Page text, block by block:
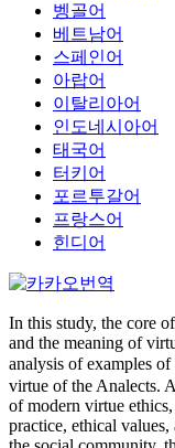
벵골어
베트남어
스페인어
아랍어
이탈리아어
인도네시아어
태국어
터키어
포르투갈어
프랑스어
힌디어
In this study, the core
and the meaning of
analysis of examples
virtue of the Analects.
of modern virtue
practice, ethical